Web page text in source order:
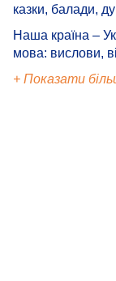
казки, балади,
Наша країна –
мова: вислови,
+ Показати